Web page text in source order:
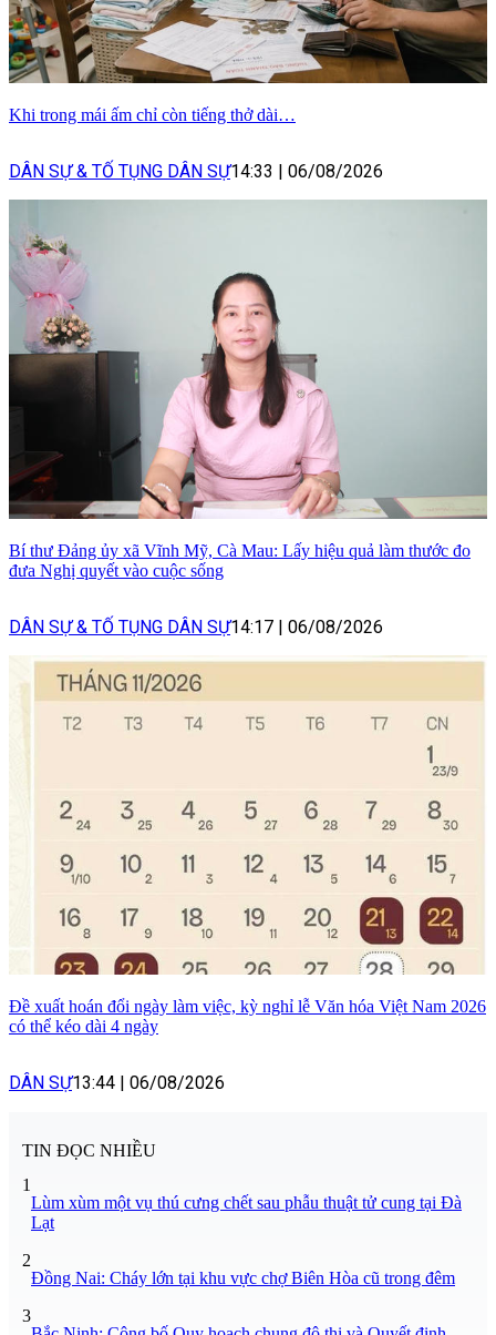
Khi trong mái ấm chỉ còn tiếng thở dài…
DÂN SỰ & TỐ TỤNG DÂN SỰ14:33 06/08/2026
Bí thư Đảng ủy xã Vĩnh Mỹ, Cà Mau: Lấy hiệu quả làm thước đo
đưa Nghị quyết vào cuộc sống
DÂN SỰ & TỐ TỤNG DÂN SỰ14:17 06/08/2026
Đề xuất hoán đổi ngày làm việc, kỳ nghỉ lễ Văn hóa Việt Nam 2026
có thể kéo dài 4 ngày
DÂN SỰ13:44 06/08/2026
TIN ĐỌC NHIỀU
1
Lùm xùm một vụ thú cưng chết sau phẫu thuật tử cung tại Đà
Lạt
2
Đồng Nai: Cháy lớn tại khu vực chợ Biên Hòa cũ trong đêm
3